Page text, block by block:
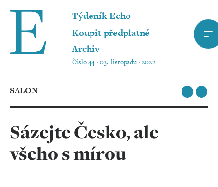
Týdeník Echo
Koupit předplatné
Archiv
Číslo 44 ‧ 03. listopadu ‧ 2022
SALON
Sázejte Česko, ale
všeho s mírou